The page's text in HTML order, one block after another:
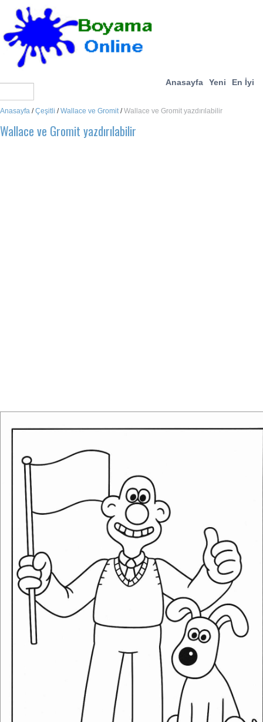
Anasayfa Yeni En İyi
Anasayfa /Çeşitli /Wallace ve Gromit/Wallace ve Gromit yazdırılabilir
Wallace ve Gromit yazdırılabilir